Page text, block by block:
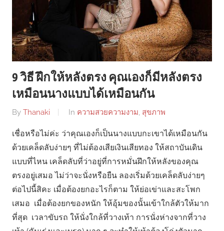
9 วิธี ฝึกให้หลังตรง คุณเองก็มีหลังตรง
เหมือนนางแบบได้เหมือนกัน
By Thanaki In ความสวยความงาม, สุขภาพ
เชื่อหรือไม่ค่ะ ว่าคุณเองก็เป็นนางแบบกะเขาได้เหมือนกัน
ด้วยเคล็ดลับง่ายๆ ที่ไม่ต้องเสียเงินเสียทอง ให้สถาบันเดิน
แบบที่ไหน เคล็ดลับที่ว่าอยู่ที่การหมั่นฝึกให้หลังของคุณ
ตรงอยู่เสมอ ไม่ว่าจะนั่งหรือยืน ลองเริ่มด้วยเคล็ดลับง่ายๆ
ต่อไปนี้สิคะ เมื่อต้องยกอะไรก็ตาม ให้ย่อเข่าและสะโพก
เสมอ เมื่อต้องยกของหนัก ให้อุ้มของนั้นเข้าใกล้ตัวให้มาก
ที่สุด เวลาขับรถ ให้นั่งใกล้ที่วางเท้า การนั่งห่างจากที่วาง